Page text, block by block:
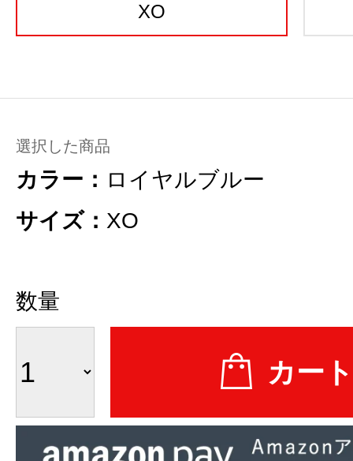
XO
選択した商品
カラー： ロイヤルブルー
サイズ： XO
数量